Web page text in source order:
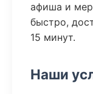
афиша и
быстро,
15 минут.
Наши